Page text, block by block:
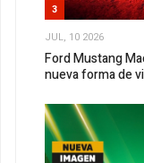
3
JUL, 10 2026
Ford Mustang
nueva forma de